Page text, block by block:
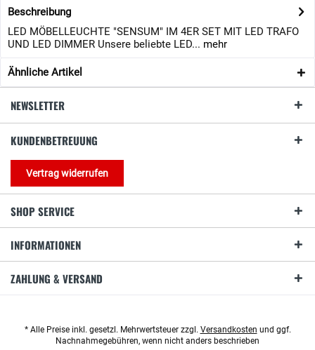
Beschreibung
LED MÖBELLEUCHTE "SENSUM" IM 4ER SET MIT LED TRAFO
UND LED DIMMER Unsere beliebte LED... mehr
Ähnliche Artikel
NEWSLETTER
KUNDENBETREUUNG
Vertrag widerrufen
SHOP SERVICE
INFORMATIONEN
ZAHLUNG & VERSAND
* Alle Preise inkl. gesetzl. Mehrwertsteuer zzgl. Versandkosten und ggf.
Nachnahmegebühren, wenn nicht anders beschrieben